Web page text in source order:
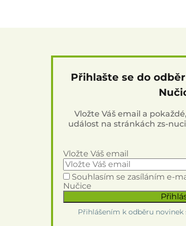
Přihlašte se do
Vložte Váš email a
událost na stránkách zs-
Vložte Váš email
Souhlasím se zasíláním e-
Nučice
Přihlášením k odběru novinek